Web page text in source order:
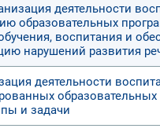
деятельности
образовательных
воспитания и
нарушений развития
деятельности
и задачи